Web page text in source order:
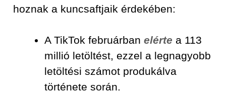
hoznak a kuncsaftjaik érdekében:
A TikTok februárbanelérte a 113
millió letöltést, ezzel a legnagyobb
letöltési számot produkálva
története során.